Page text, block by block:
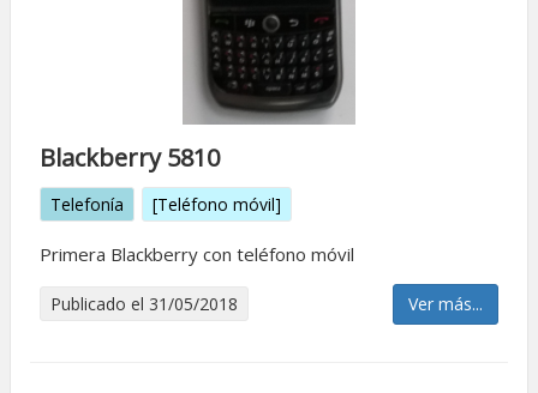
Blackberry 5810
Telefonía [Teléfono móvil]
Primera Blackberry con teléfono móvil
Publicado el 31/05/2018 Ver más...